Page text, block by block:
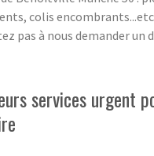
colis
pas à nous demander un
services urgent